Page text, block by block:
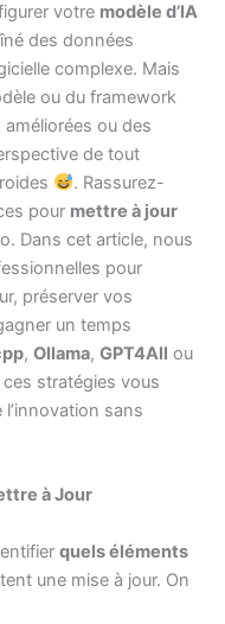
votre modèle d’IA
des données
complexe. Mais
ou du framework
ou des
de tout
. Rassurez-
pour mettre à jour
Dans cet article, nous
pour
préserver vos
un temps
, Ollama, GPT4All ou
ces stratégies vous
sans
à Jour
quels éléments
une mise à jour. On